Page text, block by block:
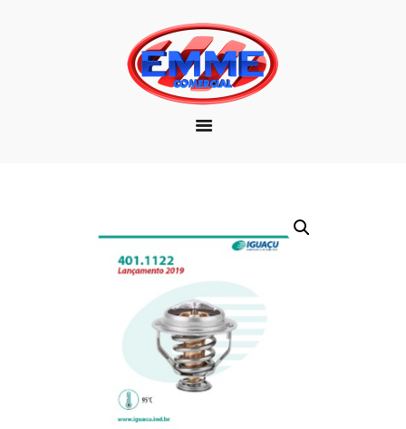
EMPRESA
MARCAS
PRODUTOS